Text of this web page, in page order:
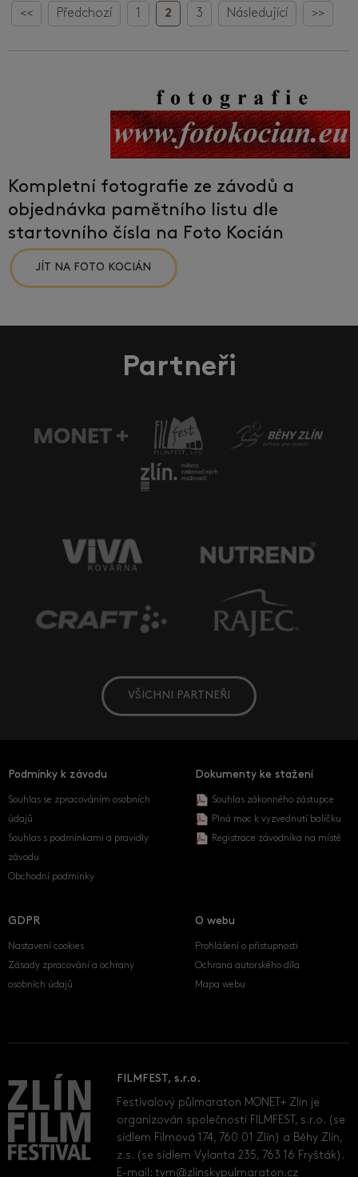
<< Předchozí 1 2 3 Následující >>
Kompletní fotografie ze závodů a
objednávka pamětního listu dle
startovního čísla na Foto Kocián
JÍT NA FOTO KOCIÁN
Partneři
VŠICHNI PARTNEŘI
Podmínky k závodu
Souhlas se zpracováním osobních
údajů
Souhlas s podmínkami a pravidly
závodu
Obchodní podmínky
Dokumenty ke stažení
Souhlas zákonného zástupce
Plná moc k vyzvednutí balíčku
Registrace závodníka na místě
GDPR
Nastavení cookies
Zásady zpracování a ochrany
osobních údajů
O webu
Prohlášení o přístupnosti
Ochrana autorského díla
Mapa webu
FILMFEST, s.r.o.
Festivalový půlmaraton MONET+ Zlín je
organizován společností FILMFEST, s.r.o. (se
sídlem Filmová 174, 760 01 Zlín) a Běhy Zlín,
z.s. (se sídlem Vylanta 235, 763 16 Fryšták).
E-mail:tym@zlinskypulmaraton.cz